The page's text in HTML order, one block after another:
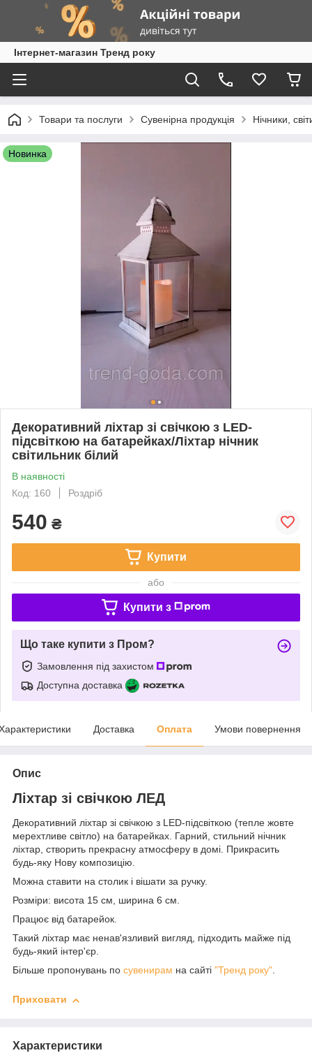
Інтернет-магазин Тренд року
Товари та послуги Сувенірна продукція Нічники,
Новинка
Декоративний ліхтар зі свічкою з LED-
підсвіткою на батарейках/Ліхтар нічник
світильник білий
В наявності
Код: 160
Роздріб
540 ₴
Купити
або
Купити з
Що таке купити з Пром?
Замовлення під захистом
Доступна доставка
Доставка Оплата Умови повернення
Опис
Ліхтар зі свічкою ЛЕД
Декоративний ліхтар зі свічкою з LED-підсвіткою (тепле жовте
мерехтливе світло) на батарейках. Гарний, стильний нічник
ліхтар, створить прекрасну атмосферу в домі. Прикрасить
будь-яку Нову композицію.
Можна ставити на столик і вішати за ручку.
Розміри: висота 15 см, ширина 6 см.
Працює від батарейок.
Такий ліхтар має ненав'язливий вигляд, підходить майже під
будь-який інтер'єр.
Більше пропонувань по сувенирам на сайті "Тренд року".
Приховати
Характеристики